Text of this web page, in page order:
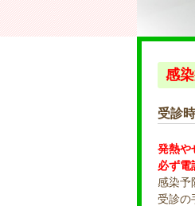
感
受診
発熱や
必ず電
感染予
受診の